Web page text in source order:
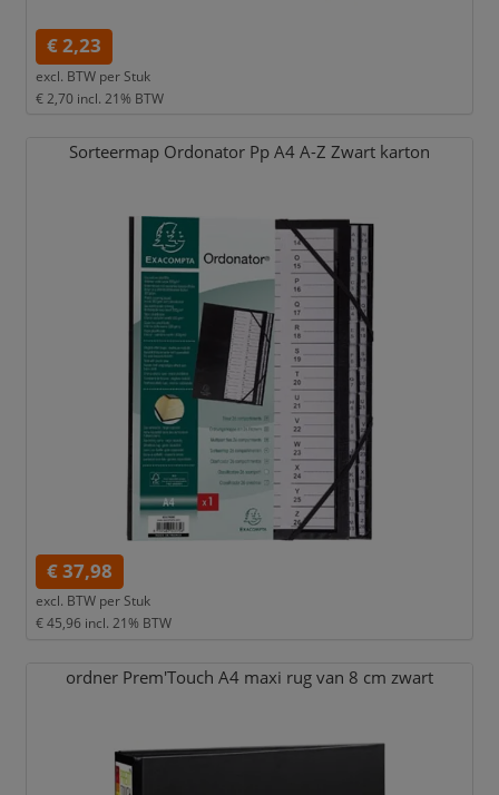
€ 2,23
excl. BTW per Stuk
€ 2,70 incl. 21% BTW
Sorteermap Ordonator Pp A4 A-Z Zwart karton
€ 37,98
excl. BTW per Stuk
€ 45,96 incl. 21% BTW
ordner Prem'Touch A4 maxi rug van 8 cm zwart